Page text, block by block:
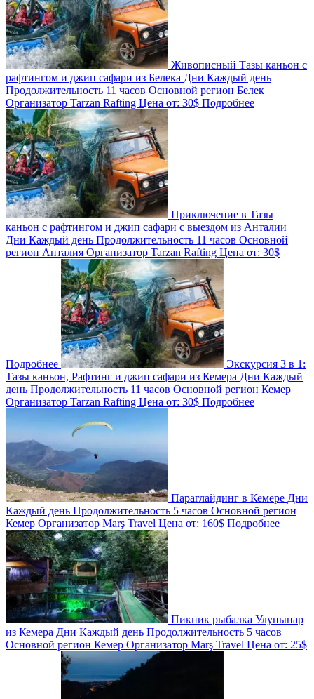
Живописный Тазы каньон с
рафтингом и джип сафари из Белека Дни Каждый день
Продолжительность 11 часов Основной регион Белек
Организатор Tarzan Rafting Цена от: 30$ Подробнее
Приключение в Тазы
каньон с рафтингом и джип сафари с выездом из Анталии
Дни Каждый день Продолжительность 11 часов Основной
регион Анталия Организатор Tarzan Rafting Цена от: 30$
Подробнее
Экскурсия 3 в 1:
Тазы каньон, Рафтинг и джип сафари из Кемера Дни Каждый
день Продолжительность 11 часов Основной регион Кемер
Организатор Tarzan Rafting Цена от: 30$ Подробнее
Параглайдинг в Кемере Дни
Каждый день Продолжительность 5 часов Основной регион
Кемер Организатор Marş Travel Цена от: 160$ Подробнее
Пикник рыбалка Улупынар
из Кемера Дни Каждый день Продолжительность 5 часов
Основной регион Кемер Организатор Marş Travel Цена от: 25$